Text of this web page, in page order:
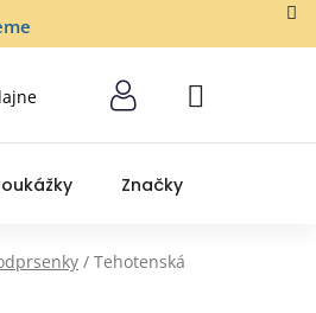
NÁKUPNÝ
Značky
/ Tehotenská